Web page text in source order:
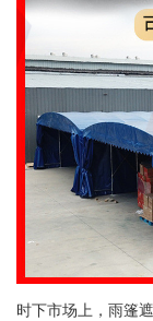
时下市场上，雨篷